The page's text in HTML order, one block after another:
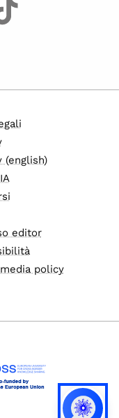
(english)
editor
policy